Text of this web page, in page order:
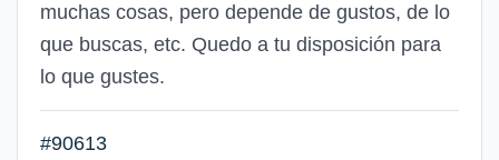
muchas cosas, pero depende de gustos, de lo
que buscas, etc. Quedo a tu disposición para
lo que gustes.
#90613